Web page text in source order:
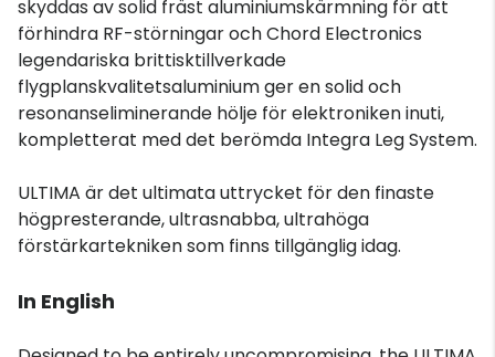
skyddas av solid fräst aluminiumskärmning för att
förhindra RF-störningar och Chord Electronics
legendariska brittisktillverkade
flygplanskvalitetsaluminium ger en solid och
resonanseliminerande hölje för elektroniken inuti,
kompletterat med det berömda Integra Leg System.
ULTIMA är det ultimata uttrycket för den finaste
högpresterande, ultrasnabba, ultrahöga
förstärkartekniken som finns tillgänglig idag.
In English